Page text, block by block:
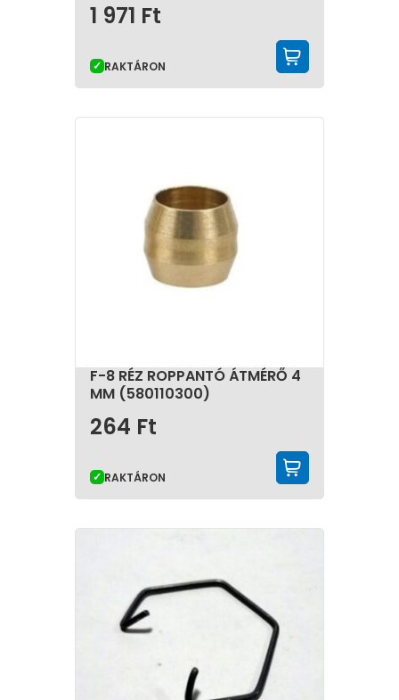
1 971 Ft
RAKTÁRON
F-8 RÉZ ROPPANTÓ ÁTMÉRŐ 4
MM (580110300)
264 Ft
RAKTÁRON